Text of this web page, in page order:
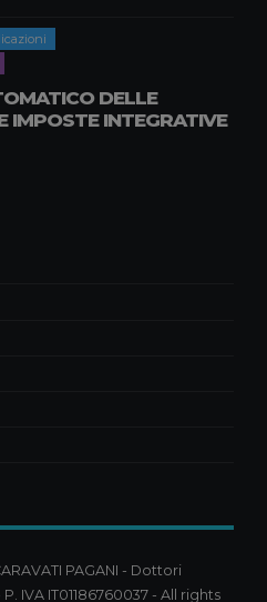
DELLE
IMPOSTE INTEGRATIVE
PAGANI - Dottori
IVA IT01186760037 - All rights